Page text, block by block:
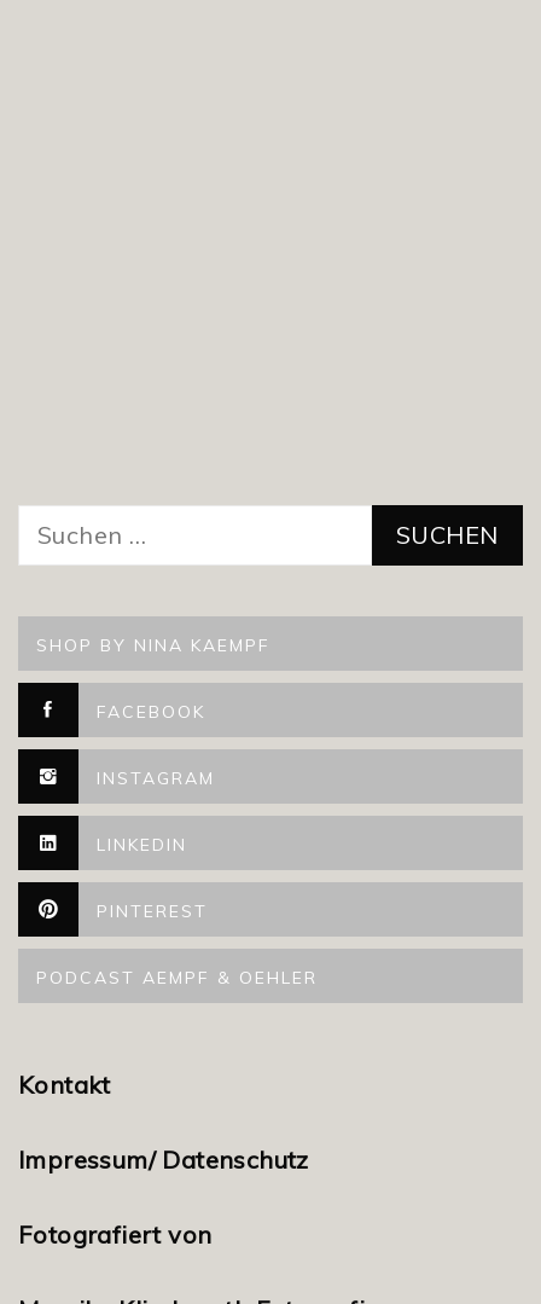
nach:
SHOP BY NINA KAEMPF
FACEBOOK
INSTAGRAM
LINKEDIN
PINTEREST
PODCAST AEMPF & OEHLER
Kontakt
Impressum/ Datenschutz
Fotografiert von